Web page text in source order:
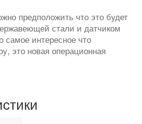
предположить что это будет
стали и датчиком
самое интересное что
это новая операционная